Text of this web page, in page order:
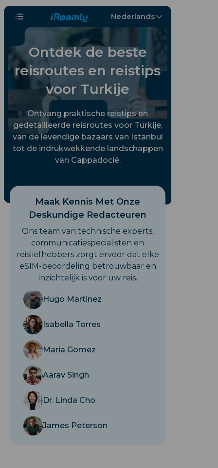
Nederlands
Ontdek de beste
reisroutes en reistips
voor Turkije
Ontvang praktische reistips en
gedetailleerde reisroutes voor Turkije,
van de levendige bazaars van Istanbul
tot de indrukwekkende landschappen
van Cappadocië.
Maak Kennis Met Onze
Deskundige Redacteuren
Ons team van technische experts,
communicatiespecialisten en
reisliefhebbers zorgt ervoor dat elke
eSIM-beoordeling betrouwbaar en
inzichtelijk is voor uw reis.
Hugo Martinez
Isabella Torres
Maria Gomez
Aarav Singh
Dr. Linda Cho
James Peterson